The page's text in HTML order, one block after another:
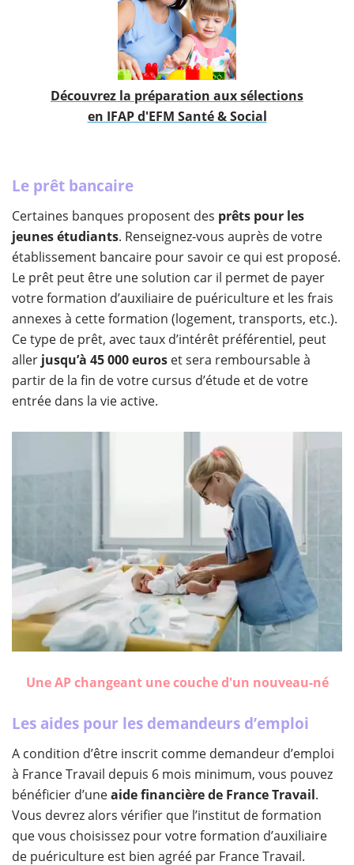
Découvrez la préparation aux sélections
en IFAP d'EFM Santé & Social
Le prêt bancaire
Certaines banques proposent des prêts pour les
jeunes étudiants. Renseignez-vous auprès de votre
établissement bancaire pour savoir ce qui est proposé.
Le prêt peut être une solution car il permet de payer
votre formation d’auxiliaire de puériculture et les frais
annexes à cette formation (logement, transports, etc.).
Ce type de prêt, avec taux d’intérêt préférentiel, peut
aller jusqu’à 45 000 euros et sera remboursable à
partir de la fin de votre cursus d’étude et de votre
entrée dans la vie active.
Une AP changeant une couche d'un nouveau-né
Les aides pour les demandeurs d’emploi
A condition d’être inscrit comme demandeur d’emploi
à France Travail depuis 6 mois minimum, vous pouvez
bénéficier d’uneaide financière de France Travail.
Vous devrez alors vérifier que l’institut de formation
que vous choisissez pour votre formation d’auxiliaire
de puériculture est bien agréé par France Travail.